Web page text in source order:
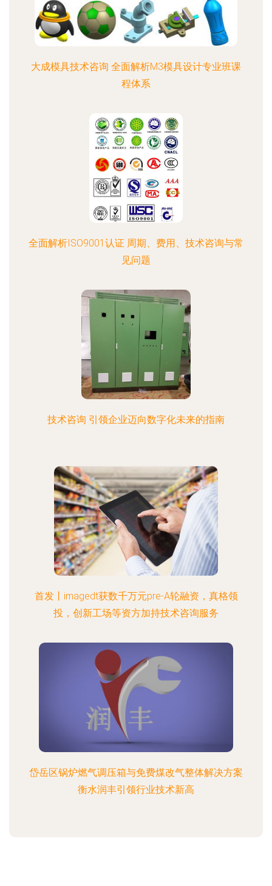
大成模具技术咨询 全面解析M3模具设计专业班课
程体系
全面解析ISO9001认证 周期、费用、技术咨询与常
见问题
技术咨询 引领企业迈向数字化未来的指南
首发丨imagedt获数千万元pre-A轮融资，真格领
投，创新工场等资方加持技术咨询服务
岱岳区锅炉燃气调压箱与免费煤改气整体解决方案
衡水润丰引领行业技术新高